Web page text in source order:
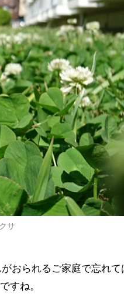
サ
おられるご家庭で忘れて
すね。